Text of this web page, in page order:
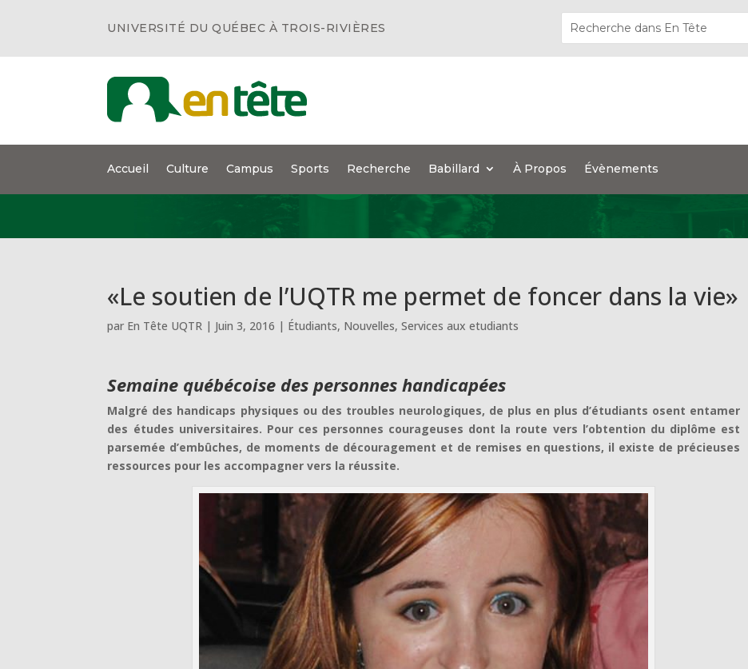
UNIVERSITÉ DU QUÉBEC À TROIS-RIVIÈRES
Accueil Culture Campus Sports Recherche Babillard À Propos Évènements
«Le soutien de l’UQTR me permet de foncer dans la vie»
par En Tête UQTR | Juin 3, 2016 | Étudiants, Nouvelles,Services aux etudiants
Semaine québécoise des personnes handicapées
Malgré des handicaps physiques ou des troubles neurologiques, de plus en plus d’étudiants osent entamer
des études universitaires. Pour ces personnes courageuses dont la route vers l’obtention du diplôme est
parsemée d’embûches, de moments de découragement et de remises en questions, il existe de précieuses
ressources pour les accompagner vers la réussite.